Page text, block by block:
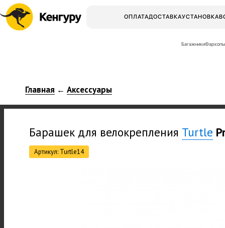
ОПЛАТАДОСТАВКАУСТАНОВКА
БагажникиФаркопы
Главная ← Аксессуары
Барашек для велокрепления Turtle
Артикул: Turtle14